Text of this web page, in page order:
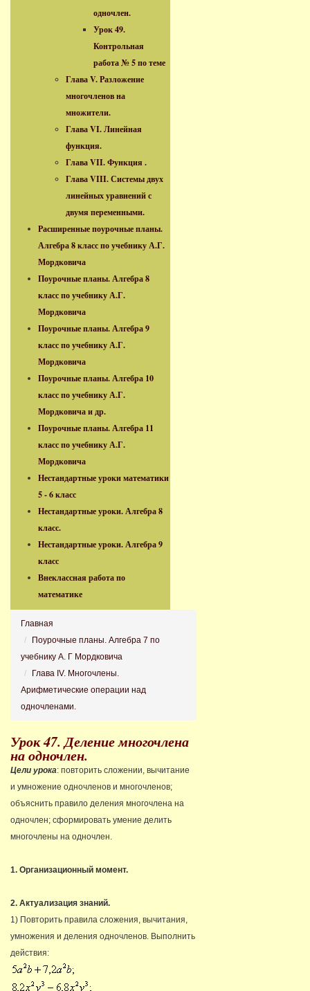
одночлен.
Урок 49.
Контрольная
работа № 5 по теме
Глава V. Разложение
многочленов на
множители.
Глава VI. Линейная
функция.
Глава VII. Функция .
Глава VIII. Системы двух
линейных уравнений с
двумя переменными.
Расширенные поурочные планы.
Алгебра 8 класс по учебнику А.Г.
Мордковича
Поурочные планы. Алгебра 8
класс по учебнику А.Г.
Мордковича
Поурочные планы. Алгебра 9
класс по учебнику А.Г.
Мордковича
Поурочные планы. Алгебра 10
класс по учебнику А.Г.
Мордковича и др.
Поурочные планы. Алгебра 11
класс по учебнику А.Г.
Мордковича
Нестандартные уроки математики
5 - 6 класс
Нестандартные уроки. Алгебра 8
класс.
Нестандартные уроки. Алгебра 9
класс
Внеклассная работа по
математике
Главная
Поурочные планы. Алгебра 7 по
учебнику А. Г Мордковича
Глава IV. Многочлены.
Арифметические операции над
одночленами.
Урок 47. Деление многочлена
на одночлен.
Цели урока: повторить сложении, вычитание
и умножение одночленов и многочленов;
объяснить правило деления многочлена на
одночлен; сформировать умение делить
многочлены на одночлен.
1. Организационный момент.
2. Актуализация знаний.
1) Повторить правила сложения, вычитания,
умножения и деления одночленов. Выполнить
действия: